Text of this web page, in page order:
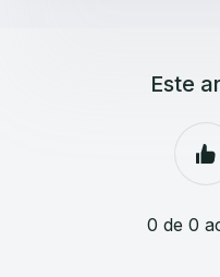
Este
0 de 0